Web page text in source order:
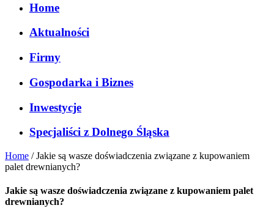
Home
Aktualności
Firmy
Gospodarka i Biznes
Inwestycje
Specjaliści z Dolnego Śląska
Home /Jakie są wasze doświadczenia związane z kupowaniem
palet drewnianych?
Jakie są wasze doświadczenia związane z kupowaniem palet
drewnianych?